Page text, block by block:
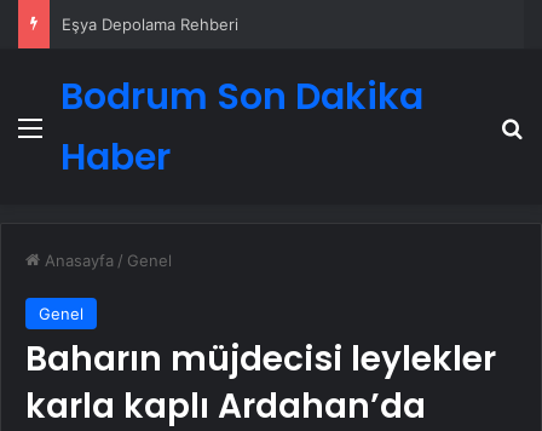
Eşya Depolama Rehberi
Menü
Bodrum Son Dakika
Haber
Anasayfa / Genel
Genel
Baharın müjdecisi leylekler
karla kaplı Ardahan’da